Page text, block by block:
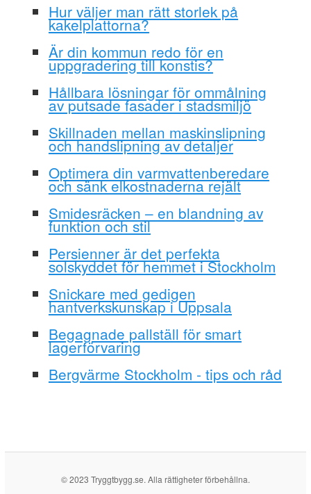
Hur väljer man rätt storlek på
kakelplattorna?
Är din kommun redo för en
uppgradering till konstis?
Hållbara lösningar för ommålning
av putsade fasader i stadsmiljö
Skillnaden mellan maskinslipning
och handslipning av detaljer
Optimera din varmvattenberedare
och sänk elkostnaderna rejält
Smidesräcken – en blandning av
funktion och stil
Persienner är det perfekta
solskyddet för hemmet i Stockholm
Snickare med gedigen
hantverkskunskap i Uppsala
Begagnade pallställ för smart
lagerförvaring
Bergvärme Stockholm - tips och råd
© 2023 Tryggtbygg.se. Alla rättigheter förbehållna.